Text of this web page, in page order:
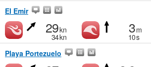
El Emir
29kn
34kn
3m
10s
Playa Portezuelo